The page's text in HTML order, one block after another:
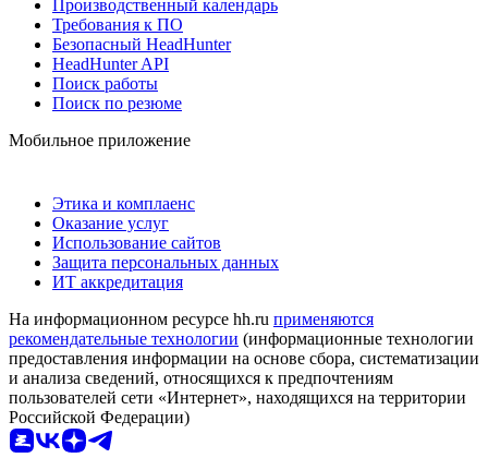
Производственный календарь
Требования к ПО
Безопасный HeadHunter
HeadHunter API
Поиск работы
Поиск по резюме
Мобильное приложение
Этика и комплаенс
Оказание услуг
Использование сайтов
Защита персональных данных
ИТ аккредитация
На информационном ресурсе hh.ru применяются
рекомендательные технологии (информационные технологии
предоставления информации на основе сбора, систематизации
и анализа сведений, относящихся к предпочтениям
пользователей сети «Интернет», находящихся на территории
Российской Федерации)